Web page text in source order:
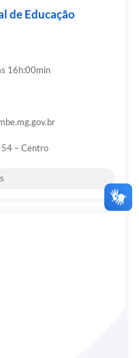
de Educação
16h:00min
54 – Centro